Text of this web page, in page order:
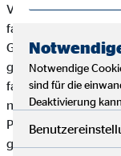
Viele der rund 75
familiären Rückhalt.
Geschenke sind
gepackten
fanden sich süße
nützliche
Pflegeprodukte –
gestaltete
Notwendige
sind für die
Deaktivierung